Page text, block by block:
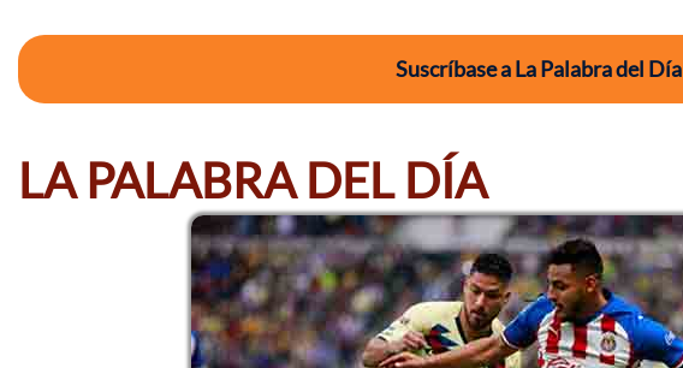
Suscríbase a La Palabra del Día
LA PALABRA DEL DÍA